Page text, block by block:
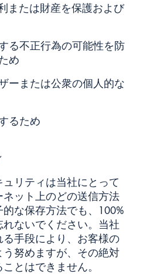
または財産を保護および
る不正行為の可能性を防
め
ーまたは公衆の個人的な
るため
リティは当社にとって
ット上のどの送信方法
な保存方法でも、100%
ないでください。当社
手段により、お客様の
努めますが、その絶対
とはできません。